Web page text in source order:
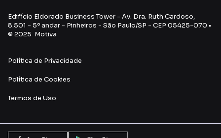
Edifício Eldorado Business Tower - Av. Dra. Ruth Cardoso,
8.501 - 5º andar - Pinheiros - São Paulo/SP - CEP 05425-070 •
© 2025 Motiva
Política de Privacidade
Política de Cookies
Termos de Uso